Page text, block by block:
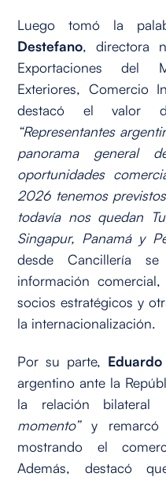
Luego tomó la
Destefano, directora
Exportaciones del
Exteriores, Comercio
destacó el valor
“Representantes
panorama
oportunidades
2026 tenemos
todavía nos quedan
Singapur, Panamá y
desde Cancillería
información
socios estratégicos y
la internacionalización.
Por su parte,
argentino ante la
la relación bilateral
momento”y remarcó
mostrando el
Además, destacó